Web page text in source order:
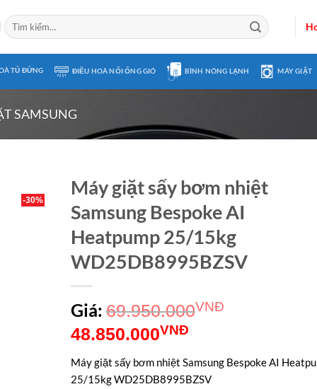
Tìm
kiếm:
TỦ ĐỨNG ĐIỀU HOÀ NỐI ỐNG GIÓ BÌNH NÓNG LẠNH MÁY GIẶT
SAMSUNG
-30%
Máy giặt sấy bơm nhiệt
Samsung Bespoke AI
Heatpump 25/15kg
WD25DB8995BZSV
Giá: 69.950.000VNĐ
Giá
gốc
là:
48.850.000VNĐGiá
tại
Máy giặt sấy bơm nhiệt Samsung Bespoke AI
25/15kg WD25DB8995BZSV